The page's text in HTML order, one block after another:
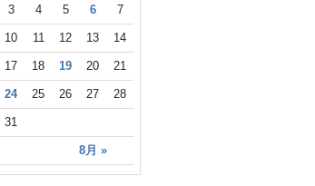
8月 »
3 4 5 6 7
10 11 12 13 14
17 18 19 20 21
24 25 26 27 28
31